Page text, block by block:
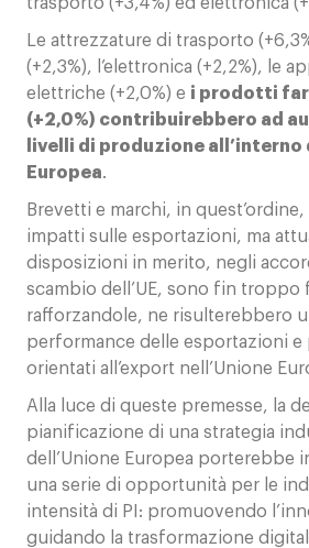
Le attrezzature di trasporto
(+2,3%), l’elettronica (+2,2%), le
elettriche (+2,0%) e i prodotti
(+2,0%) contribuirebbero ad
livelli di produzione all’interno
Europea.
Brevetti e marchi, in
impatti sulle esportazioni, ma
disposizioni in merito, negli
scambio dell’UE, sono fin troppo
rafforzandole, ne risulterebbero
performance delle esportazioni
orientati all’export nell’Unione
Alla luce di queste premesse, la
pianificazione di una strategia
dell’Unione Europea porterebbe
una serie di opportunità per le
intensità di PI: promuovendo
guidando la trasformazione